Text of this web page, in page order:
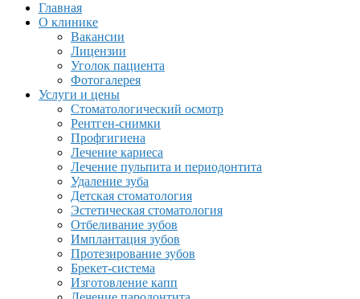
Главная
О клинике
Вакансии
Лицензии
Уголок пациента
Фотогалерея
Услуги и цены
Стоматологический осмотр
Рентген-снимки
Профгигиена
Лечение кариеса
Лечение пульпита и периодонтита
Удаление зуба
Детская стоматология
Эстетическая стоматология
Отбеливание зубов
Имплантация зубов
Протезирование зубов
Брекет-система
Изготовление капп